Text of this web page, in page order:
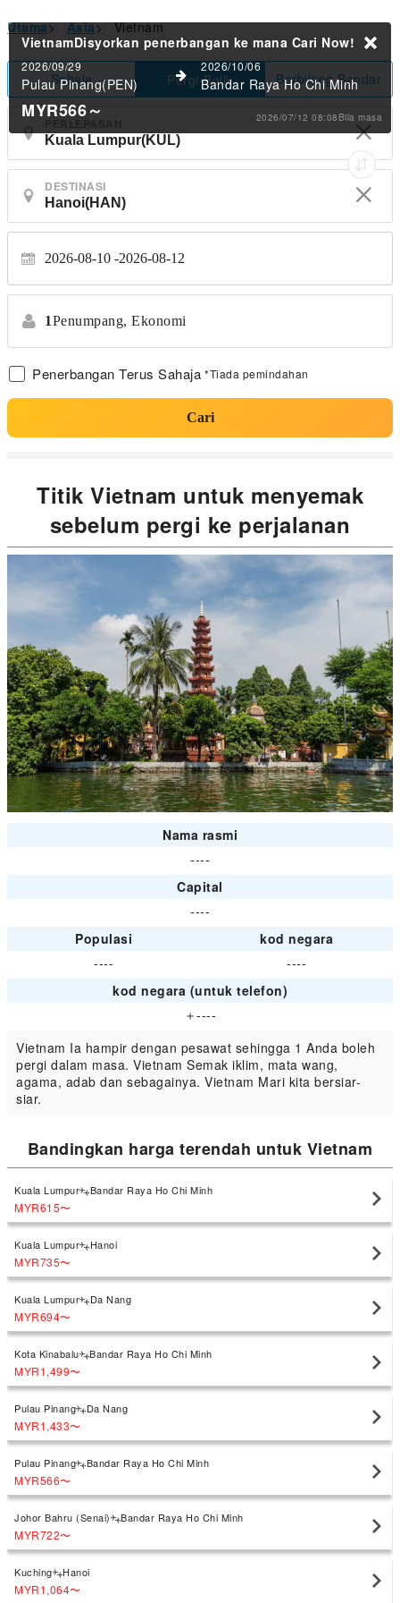
Utama> Asia> Vietnam
Sehala Pergi-Balik Berbilang Bandar
DESTINASI
2026-08-10 2026-08-12
1Penumpang, Ekonomi
Penerbangan Terus Sahaja *Tiada pemindahan
Cari
VietnamDisyorkan penerbangan ke mana Cari Now!
2026/09/29
Pulau Pinang(PEN)
2026/10/06
Bandar Raya Ho Chi Minh
MYR566～ 2026/07/12 08:08Bila masa
Titik Vietnam untuk menyemak
sebelum pergi ke perjalanan
Nama rasmi
----
Capital
----
Populasi
kod negara
----
----
kod negara (untuk telefon)
＋----
Vietnam Ia hampir dengan pesawat sehingga 1 Anda boleh
pergi dalam masa. Vietnam Semak iklim, mata wang,
agama, adab dan sebagainya. Vietnam Mari kita bersiar-
siar.
Bandingkan harga terendah untuk Vietnam
Kuala Lumpur Bandar Raya Ho Chi Minh
MYR615〜
Kuala Lumpur Hanoi
MYR735〜
Kuala Lumpur Da Nang
MYR694〜
Kota Kinabalu Bandar Raya Ho Chi Minh
MYR1,499〜
Pulau Pinang Da Nang
MYR1,433〜
Pulau Pinang Bandar Raya Ho Chi Minh
MYR566〜
Johor Bahru (Senai) Bandar Raya Ho Chi Minh
MYR722〜
Kuching Hanoi
MYR1,064〜